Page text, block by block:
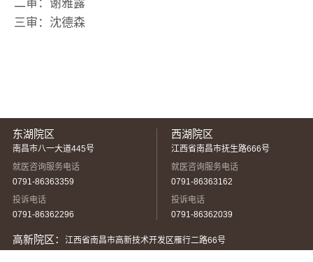
二审：谢雅露
三审：沈德森
东湖院区
南昌市八一大道445号
就医咨询服务电话
0791-86363359
投诉电话
0791-86362296
西湖院区
江西省南昌市抚生路666号
就医咨询服务电话
0791-86363162
投诉电话
0791-86362039
高新院区：
江西省南昌市高新技术开发区雁行二路66号